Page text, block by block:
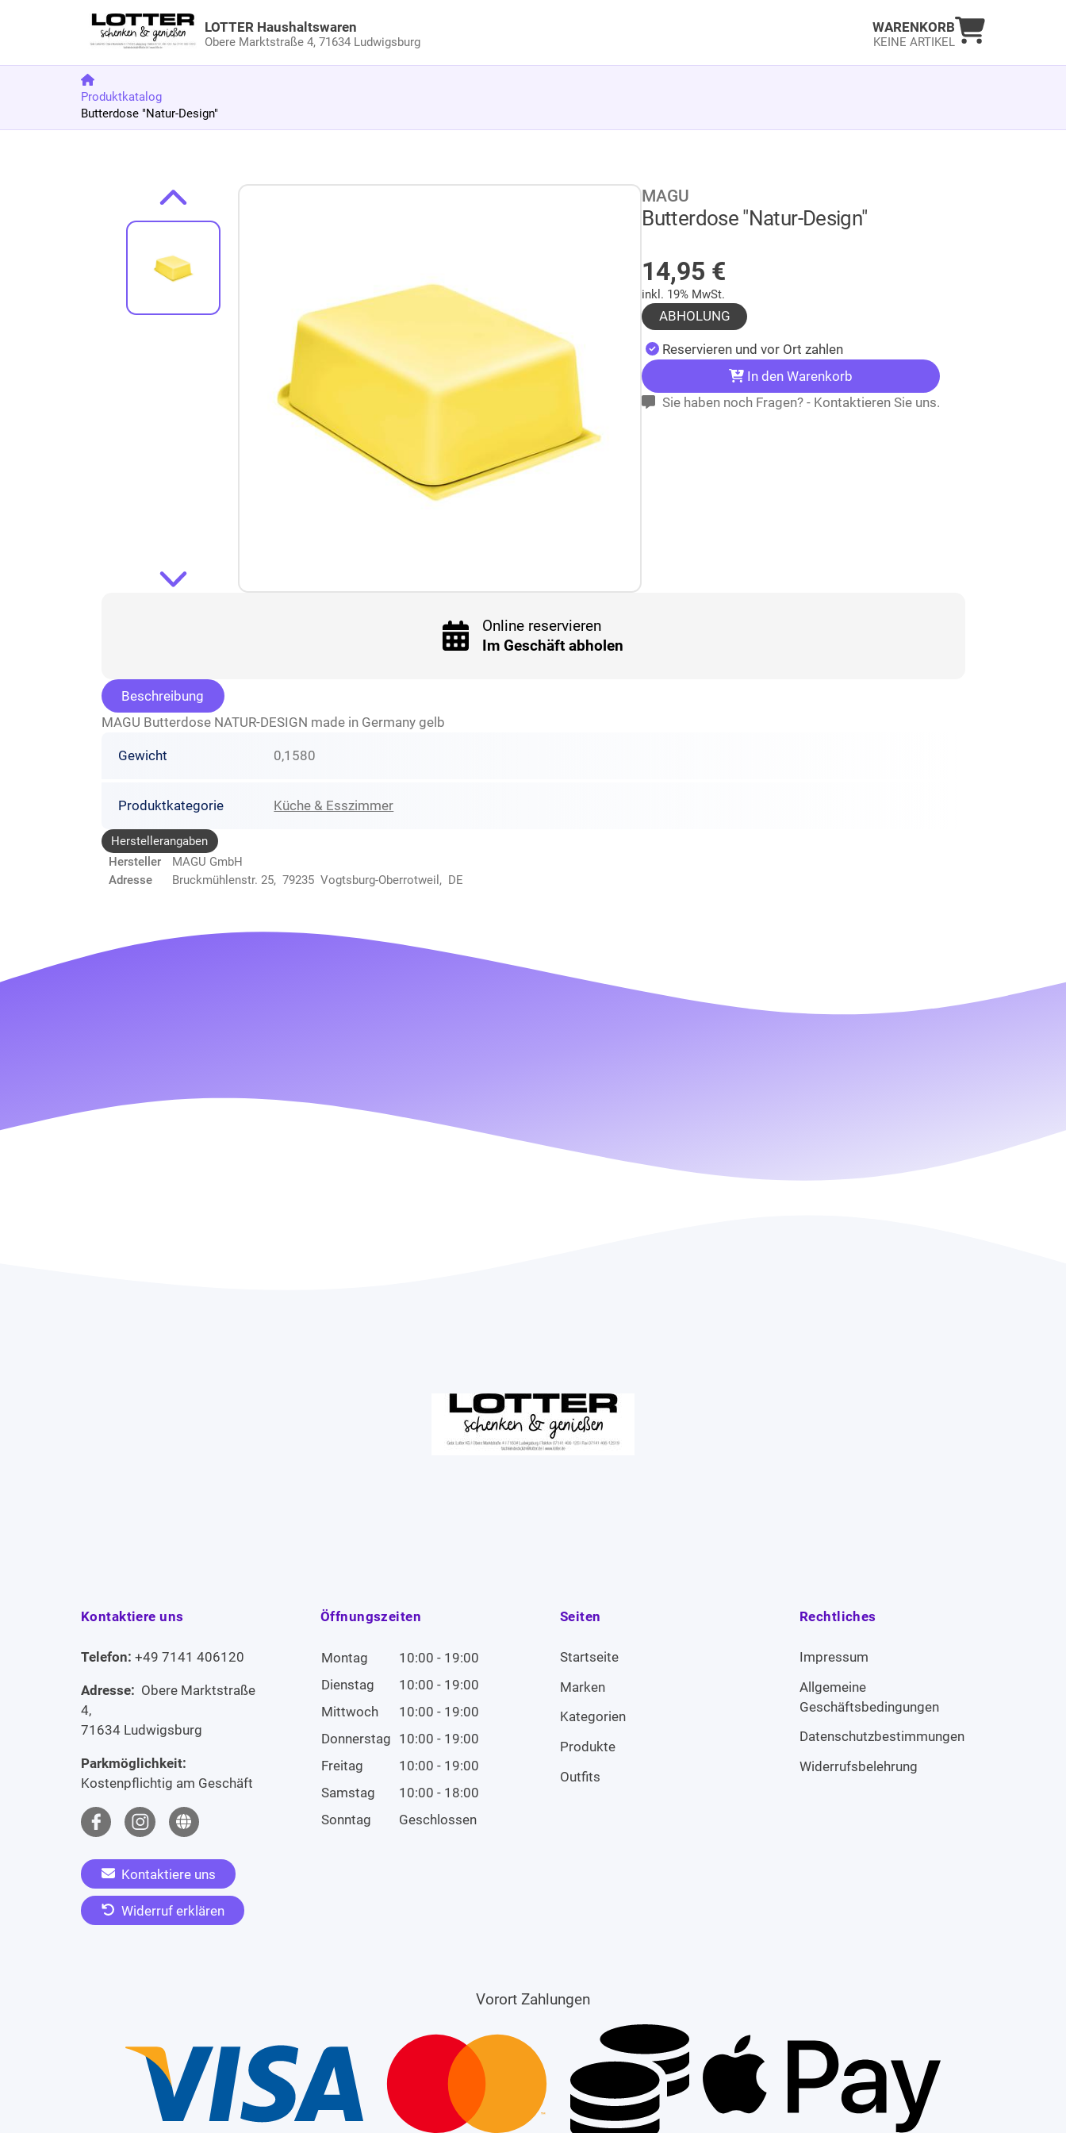
LOTTER Haushaltswaren
Obere Marktstraße 4, 71634 Ludwigsburg
WARENKORB
KEINE ARTIKEL
Warenkorb
Produktkatalog
Butterdose "Natur-Design"
Zur Produktbeschreibung springen MAGU
Butterdose "Natur-Design"
14,95 €
inkl. 19% MwSt.
ABHOLUNG
Reservieren und vor Ort zahlen
In den Warenkorb
Sie haben noch Fragen? - Kontaktieren Sie uns.
Online reservieren
Im Geschäft abholen
Beschreibung
MAGU Butterdose NATUR-DESIGN made in Germany gelb
Gewicht 0,1580
Produktkategorie Küche & Esszimmer
Herstellerangaben
Hersteller
MAGU GmbH
Adresse
Bruckmühlenstr. 25, 79235 Vogtsburg-Oberrotweil, DE
Kontaktiere uns
Telefon: +49 7141 406120
Adresse: Obere Marktstraße
4,
71634 Ludwigsburg
Parkmöglichkeit:
Kostenpflichtig am Geschäft
Kontaktiere uns
Widerruf erklären
Öffnungszeiten
Montag
10:00 - 19:00
Dienstag
10:00 - 19:00
Mittwoch
10:00 - 19:00
Donnerstag 10:00 - 19:00
Freitag
10:00 - 19:00
Samstag
10:00 - 18:00
Sonntag
Geschlossen
Seiten
Startseite
Marken
Kategorien
Produkte
Outfits
Rechtliches
Impressum
Allgemeine
Geschäftsbedingungen
Datenschutzbestimmungen
Widerrufsbelehrung
Vorort Zahlungen